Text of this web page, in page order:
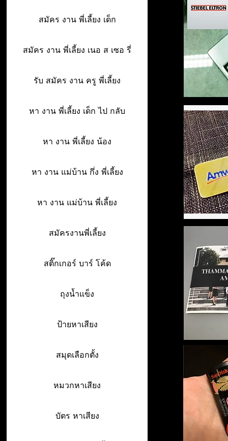
สมัคร งาน พี่เลี้ยง เด็ก
สมัคร งาน พี่เลี้ยง เนอ ส เซอ รี่
รับ สมัคร งาน ครู พี่เลี้ยง
หา งาน พี่เลี้ยง เด็ก ไป กลับ
หา งาน พี่เลี้ยง น้อง
หา งาน แม่บ้าน กึ่ง พี่เลี้ยง
หา งาน แม่บ้าน พี่เลี้ยง
สมัครงานพี่เลี้ยง
สติ๊กเกอร์ บาร์ โค้ด
ถุงน้ำแข็ง
ป้ายหาเสียง
สมุดเลือกตั้ง
หมวกหาเสียง
บัตร หาเสียง